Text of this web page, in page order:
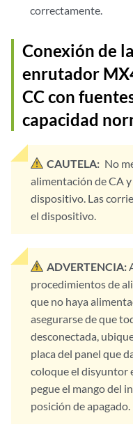
correctamente.
Conexión de
enrutador
CC con
capacidad
CAUTELA: No
alimentación de CA
dispositivo. Las
el dispositivo.
ADVERTENCIA:
procedimientos de
que no haya
asegurarse de que
desconectada,
placa del panel que
coloque el disyuntor
pegue el mango del
posición de apagado.